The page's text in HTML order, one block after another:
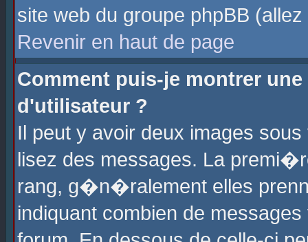
site web du groupe phpBB
Revenir en haut de page
Comment puis-je montrer
d'utilisateur ?
Il peut y avoir deux images
lisez des messages. La
rang, g�n�ralement elles
indiquant combien de